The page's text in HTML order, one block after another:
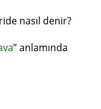
nasıl denir?
” anlamında